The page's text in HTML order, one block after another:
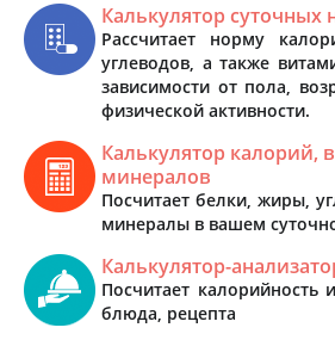
Калькулятор суточных
Рассчитает норму
углеводов, а также
зависимости от пола,
физической активности.
Калькулятор калорий,
минералов
Посчитает белки, жиры,
минералы в вашем
Калькулятор-
Посчитает калорийность
блюда, рецепта